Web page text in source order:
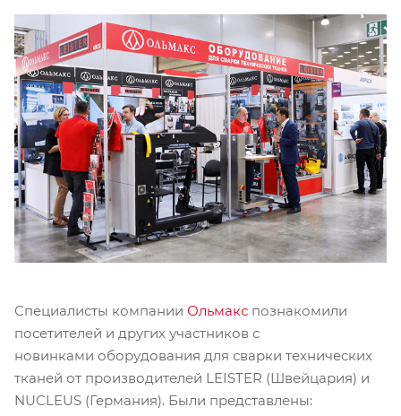
Специалисты компании Ольмакс познакомили
посетителей и других участников с
новинками оборудования для сварки технических
тканей от производителей LEISTER (Швейцария) и
NUCLEUS (Германия). Были представлены: